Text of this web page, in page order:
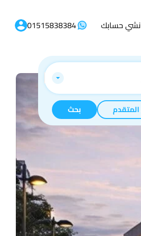
حسابك 01515838384
بحث